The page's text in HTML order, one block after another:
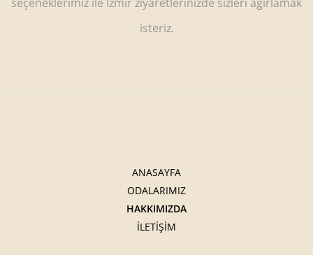
isteriz.
ANASAYFA
ODALARIMIZ
HAKKIMIZDA
İLETİŞİM